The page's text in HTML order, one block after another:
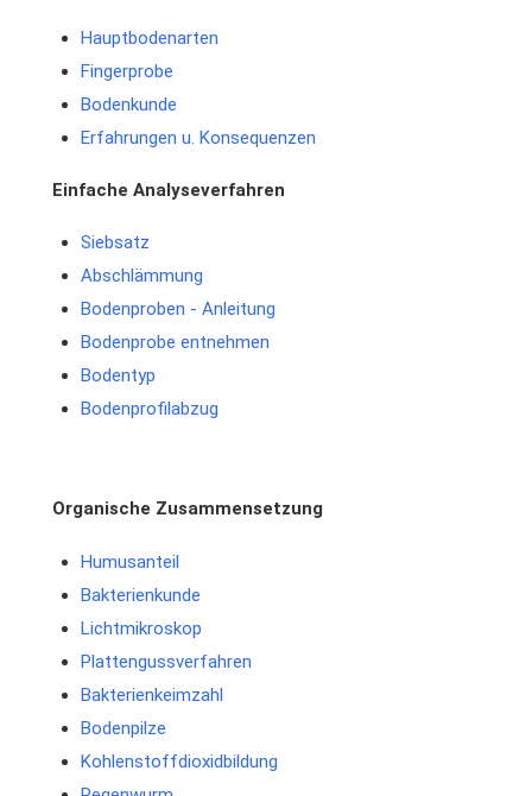
Hauptbodenarten
Fingerprobe
Bodenkunde
Erfahrungen u. Konsequenzen
Einfache Analyseverfahren
Siebsatz
Abschlämmung
Bodenproben - Anleitung
Bodenprobe entnehmen
Bodentyp
Bodenprofilabzug
Organische Zusammensetzung
Humusanteil
Bakterienkunde
Lichtmikroskop
Plattengussverfahren
Bakterienkeimzahl
Bodenpilze
Kohlenstoffdioxidbildung